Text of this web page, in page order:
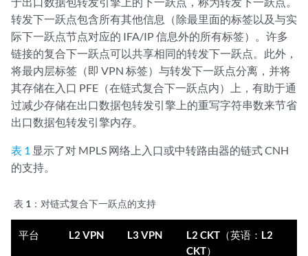
转发下一跃点包含所有其他信息（除最里面的标签以及与实
际下一跃点节点对应的 IFA/IP 信息外的所有标签）。许多
链接的复合下一跃点可以共享相同的转发下一跃点。此外，
将最内层标签（即 VPN 标签）与转发下一跃点分离，并将
其存储在入口 PFE（在链式复合下一跃点内）上，有助于通
过减少存储在出口数据包转发引擎上的重写字符串数来节省
出口数据包转发引擎内存。
表 1 显示了对 MPLS 网络上入口或中转路由器的链式 CNH
的支持。
表 1： 对链式复合下一跃点的支持
平台 L2 VPN L3 VPN
L2 CKT（英语：L2
CKT）